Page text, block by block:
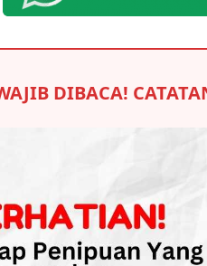
DIBACA!